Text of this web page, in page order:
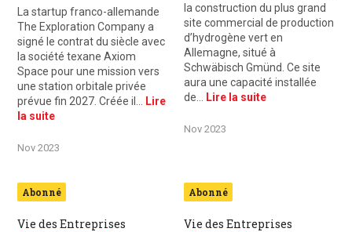
La startup franco-allemande
The Exploration Company a
signé le contrat du siècle avec
la société texane Axiom
Space pour une mission vers
une station orbitale privée
prévue fin 2027. Créée il…
Lire
la suite
Nov 2023
la construction du plus grand
site commercial de production
d’hydrogène vert en
Allemagne, situé à
Schwäbisch Gmünd. Ce site
aura une capacité installée
de…
Lire la suite
Nov 2023
Abonné
Vie des Entreprises
Abonné
Vie des Entreprises